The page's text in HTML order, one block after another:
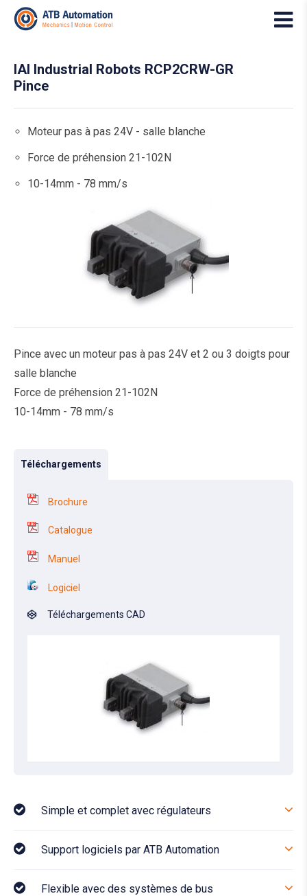
IAI Industrial Robots RCP2CRW-GR
Pince
Moteur pas à pas 24V - salle blanche
Force de préhension 21-102N
10-14mm - 78 mm/s
Pince avec un moteur pas à pas 24V et 2 ou 3 doigts pour
salle blanche
Force de préhension 21-102N
10-14mm - 78 mm/s
Téléchargements
Brochure
Catalogue
Manuel
Logiciel
Téléchargements CAD
Simple et complet avec régulateurs
Support logiciels par ATB Automation
Flexible avec des systèmes de bus